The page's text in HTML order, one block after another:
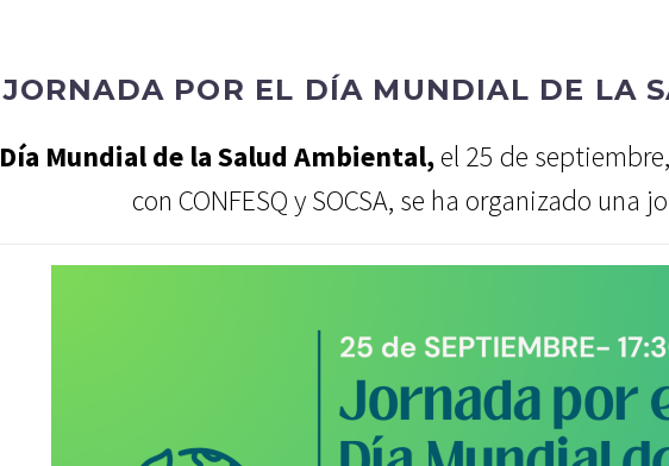
JORNADA POR EL DÍA MUNDIAL DE LA
Día Mundial de la Salud Ambiental,el 25 de
con CONFESQ y SOCSA, se ha organizado una